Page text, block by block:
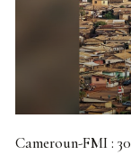
Cameroun-FMI :